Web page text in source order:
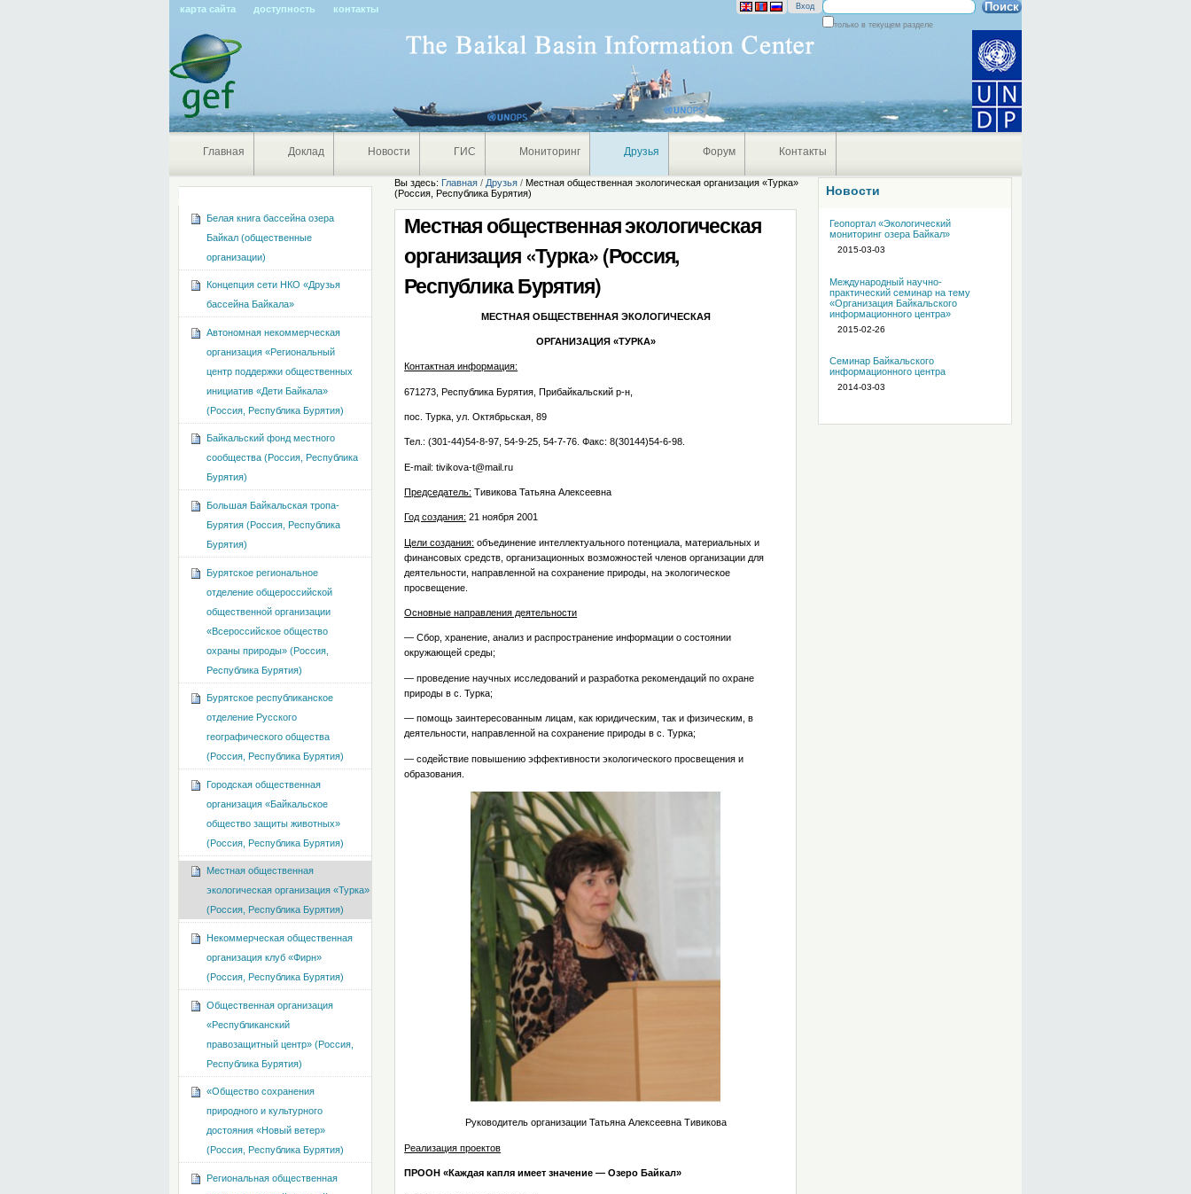
карта сайта доступность контакты
Поиск
только в текущем разделе
Вход
Главная Доклад Новости ГИС Мониторинг Друзья Форум Контакты
Вы здесь: Главная / Друзья /Местная общественная экологическая организация «Турка»
(Россия, Республика Бурятия)
Местная общественная экологическая
организация «Турка» (Россия,
Республика Бурятия)
МЕСТНАЯ ОБЩЕСТВЕННАЯ ЭКОЛОГИЧЕСКАЯ
ОРГАНИЗАЦИЯ «ТУРКА»
Контактная информация:
671273, Республика Бурятия, Прибайкальский р-н,
пос. Турка, ул. Октябрьская, 89
Тел.: (301-44)54-8-97, 54-9-25, 54-7-76. Факс: 8(30144)54-6-98.
E-mail: tivikova-t@mail.ru
Председатель: Тивикова Татьяна Алексеевна
Год создания: 21 ноября 2001
Цели создания: объединение интеллектуального потенциала, материальных и
финансовых средств, организационных возможностей членов организации для
деятельности, направленной на сохранение природы, на экологическое
просвещение.
Основные направления деятельности
— Сбор, хранение, анализ и распространение информации о состоянии
окружающей среды;
— проведение научных исследований и разработка рекомендаций по охране
природы в с. Турка;
— помощь заинтересованным лицам, как юридическим, так и физическим, в
деятельности, направленной на сохранение природы в с. Турка;
— содействие повышению эффективности экологического просвещения и
образования.
Руководитель организации Татьяна Алексеевна Тивикова
Реализация проектов
ПРООН «Каждая капля имеет значение — Озеро Байкал»
Белая книга бассейна озера
Байкал (общественные
организации)
Концепция сети НКО «Друзья
бассейна Байкала»
Автономная некоммерческая
организация «Региональный
центр поддержки общественных
инициатив «Дети Байкала»
(Россия, Республика Бурятия)
Байкальский фонд местного
сообщества (Россия, Республика
Бурятия)
Большая Байкальская тропа-
Бурятия (Россия, Республика
Бурятия)
Бурятское региональное
отделение общероссийской
общественной организации
«Всероссийское общество
охраны природы» (Россия,
Республика Бурятия)
Бурятское республиканское
отделение Русского
географического общества
(Россия, Республика Бурятия)
Городская общественная
организация «Байкальское
общество защиты животных»
(Россия, Республика Бурятия)
Местная общественная
экологическая организация «Турка»
(Россия, Республика Бурятия)
Некоммерческая общественная
организация клуб «Фирн»
(Россия, Республика Бурятия)
Общественная организация
«Республиканский
правозащитный центр» (Россия,
Республика Бурятия)
«Общество сохранения
природного и культурного
достояния «Новый ветер»
(Россия, Республика Бурятия)
Региональная общественная
Новости
Геопортал «Экологический
мониторинг озера Байкал»
2015-03-03
Международный научно-
практический семинар на тему
«Организация Байкальского
информационного центра»
2015-02-26
Семинар Байкальского
информационного центра
2014-03-03